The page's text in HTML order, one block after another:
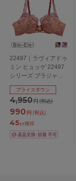
22497｜ラヴィアドゥ
ミン ヒュッゲ 22497
シリーズ ブラジャー
単品 全3色 B-E/65-75
4,950円(税込)
プライスダウン
990円 (税込)
45pt獲得